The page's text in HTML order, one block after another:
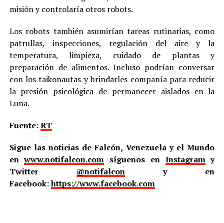
misión y controlaría otros robots.
Los robots también asumirían tareas rutinarias, como
patrullas, inspecciones, regulación del aire y la
temperatura, limpieza, cuidado de plantas y
preparación de alimentos. Incluso podrían conversar
con los taikonautas y brindarles compañía para reducir
la presión psicológica de permanecer aislados en la
Luna.
Fuente:RT
Sigue las noticias de Falcón, Venezuela y el Mundo
enwww.notifalcon.com síguenos en Instagramy
Twitter @notifalcony en
Facebook:https://www.facebook.com